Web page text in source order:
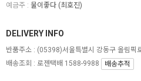
예금주 : 물이좋다 (최호진)
DELIVERY INFO
반품주소 : (05398)서울특별시 강동구 올림픽
배송조회 : 로젠택배 1588-9988
배송추적